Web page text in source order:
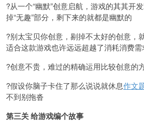
?从一个“幽默”创意启航，游戏的其其开
掉“无趣”部分，剩下来的就都是幽默的
?别太宝贝你创意，剔掉不太好的创意，
适合这款游戏也许远远超越了消耗消费
?创意不贵，难过的精确运用比较创意的
?假设你脑子卡住了那么说说就休息作文
不到别拖沓
第三关 给游戏编个故事